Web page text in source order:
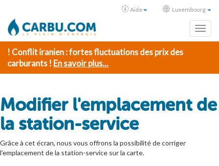
Aide Luxembourg
! Conflit iranien : fortes fluctuations des prix des
carburants ! En savoir plus...
Modifier l'emplacement de
la station-service
Grâce à cet écran, nous vous offrons la possibilité de corriger
l'emplacement de la station-service sur la carte.